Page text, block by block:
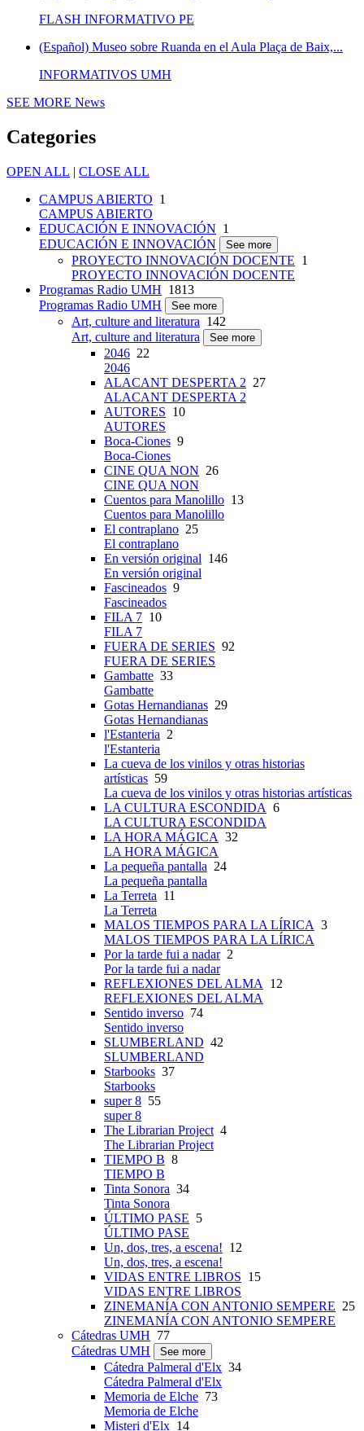
FLASH INFORMATIVO PE
(Español) Museo sobre Ruanda en el Aula Plaça de Baix,...
INFORMATIVOS UMH
SEE MORE News
Categories
OPEN ALL | CLOSE ALL
CAMPUS ABIERTO 1
CAMPUS ABIERTO
EDUCACIÓN E INNOVACIÓN 1
EDUCACIÓN E INNOVACIÓN
See more
PROYECTO INNOVACIÓN DOCENTE 1
PROYECTO INNOVACIÓN DOCENTE
Programas Radio UMH 1813
Programas Radio UMH
See more
Art, culture and literatura 142
Art, culture and literatura
See more
2046 22
2046
ALACANT DESPERTA 2 27
ALACANT DESPERTA 2
AUTORES 10
AUTORES
Boca-Ciones 9
Boca-Ciones
CINE QUA NON 26
CINE QUA NON
Cuentos para Manolillo 13
Cuentos para Manolillo
El contraplano 25
El contraplano
En versión original 146
En versión original
Fascineados 9
Fascineados
FILA 7 10
FILA 7
FUERA DE SERIES 92
FUERA DE SERIES
Gambatte 33
Gambatte
Gotas Hernandianas 29
Gotas Hernandianas
l'Estanteria 2
l'Estanteria
La cueva de los vinilos y otras historias
artísticas 59
La cueva de los vinilos y otras historias artísticas
LA CULTURA ESCONDIDA 6
LA CULTURA ESCONDIDA
LA HORA MÁGICA 32
LA HORA MÁGICA
La pequeña pantalla 24
La pequeña pantalla
La Terreta 11
La Terreta
MALOS TIEMPOS PARA LA LÍRICA 3
MALOS TIEMPOS PARA LA LÍRICA
Por la tarde fui a nadar2
Por la tarde fui a nadar
REFLEXIONES DEL ALMA
12
REFLEXIONES DEL ALMA
Sentido inverso 74
Sentido inverso
SLUMBERLAND 42
SLUMBERLAND
Starbooks 37
Starbooks
super 8 55
super 8
The Librarian Project 4
The Librarian Project
TIEMPO B 8
TIEMPO B
Tinta Sonora 34
Tinta Sonora
ÚLTIMO PASE 5
ÚLTIMO PASE
Un, dos, tres, a escena! 12
Un, dos, tres, a escena!
VIDAS ENTRE LIBROS 15
VIDAS ENTRE LIBROS
ZINEMANÍA CON ANTONIO SEMPERE 25
ZINEMANÍA CON ANTONIO SEMPERE
Cátedras UMH 77
Cátedras UMH
See more
Cátedra Palmeral d'Elx 34
Cátedra Palmeral d'Elx
Memoria de Elche 73
Memoria de Elche
Misteri d'Elx 14